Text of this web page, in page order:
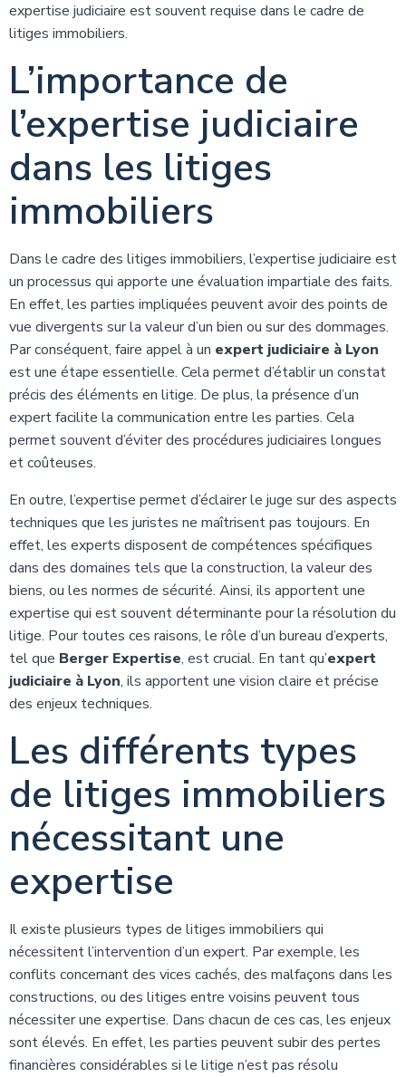
expertise judiciaire est souvent requise dans le cadre de
litiges immobiliers.
L’importance de
l’expertise judiciaire
dans les litiges
immobiliers
Dans le cadre des litiges immobiliers, l’expertise judiciaire est
un processus qui apporte une évaluation impartiale des faits.
En effet, les parties impliquées peuvent avoir des points de
vue divergents sur la valeur d’un bien ou sur des dommages.
Par conséquent, faire appel à un expert judiciaire à Lyon
est une étape essentielle. Cela permet d’établir un constat
précis des éléments en litige. De plus, la présence d’un
expert facilite la communication entre les parties. Cela
permet souvent d’éviter des procédures judiciaires longues
et coûteuses.
En outre, l’expertise permet d’éclairer le juge sur des aspects
techniques que les juristes ne maîtrisent pas toujours. En
effet, les experts disposent de compétences spécifiques
dans des domaines tels que la construction, la valeur des
biens, ou les normes de sécurité. Ainsi, ils apportent une
expertise qui est souvent déterminante pour la résolution du
litige. Pour toutes ces raisons, le rôle d’un bureau d’experts,
tel que Berger Expertise, est crucial. En tant qu’expert
judiciaire à Lyon, ils apportent une vision claire et précise
des enjeux techniques.
Les différents types
de litiges immobiliers
nécessitant une
expertise
Il existe plusieurs types de litiges immobiliers qui
nécessitent l’intervention d’un expert. Par exemple, les
conflits concernant des vices cachés, des malfaçons dans les
constructions, ou des litiges entre voisins peuvent tous
nécessiter une expertise. Dans chacun de ces cas, les enjeux
sont élevés. En effet, les parties peuvent subir des pertes
financières considérables si le litige n’est pas résolu